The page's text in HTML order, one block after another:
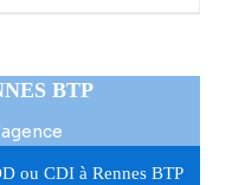
BTP
ou CDI à Rennes BTP